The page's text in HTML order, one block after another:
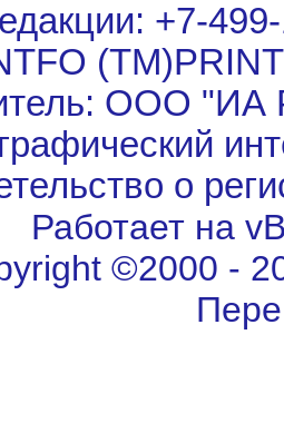
+7-
ООО "ИА
о
Работает на
©2000 -